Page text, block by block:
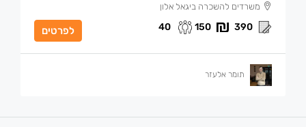
משרדים להשכרה ביגאל אלון
390
150
40 לפרטים
תומר אלעזר